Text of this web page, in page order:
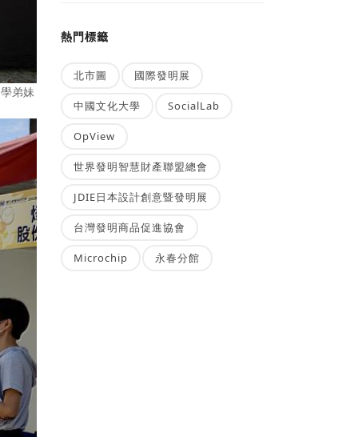
弟妹
熱門標籤
北市圖 國際發明展
中國文化大學 SocialLab
OpView
世界發明智慧財產聯盟總會
JDIE日本設計創意暨發明展
台灣發明商品促進協會
Microchip 永春分館